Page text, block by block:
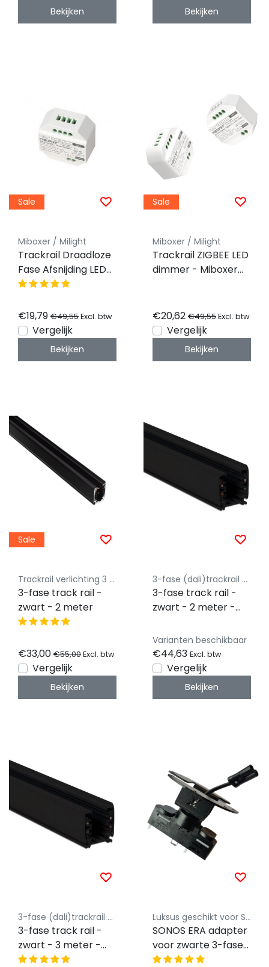
Bekijken Bekijken
Sale
Miboxer / Milight
Trackrail Draadloze
Fase Afsnijding LED
controller -
€19,79 €49,55Excl. btw
Vergelijk
Bekijken
Sale
Miboxer / Milight
Trackrail ZIGBEE LED
dimmer - Miboxer
€20,62 €49,55Excl. btw
Vergelijk
Bekijken
Sale
Trackrail verlichting 3 fase Luksus - Budget vriendelijke railverlichting
3-fase track rail -
zwart - 2 meter
€33,00 €55,00Excl. btw
Vergelijk
Bekijken
3-fase (dali)trackrail Powergear®
3-fase track rail -
zwart - 2 meter -
Varianten beschikbaar
€44,63 Excl. btw
Vergelijk
Bekijken
3-fase (dali)trackrail Powergear®
3-fase track rail -
zwart - 3 meter -
Powergear®
Luksus geschikt voor SONOS
SONOS ERA adapter
voor zwarte 3-fase
rails - Zwart